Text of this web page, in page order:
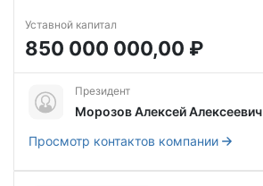
Уставной капитал
850 000 000,00 ₽
Президент
Морозов Алексей Алексеевич
Просмотр контактов компании